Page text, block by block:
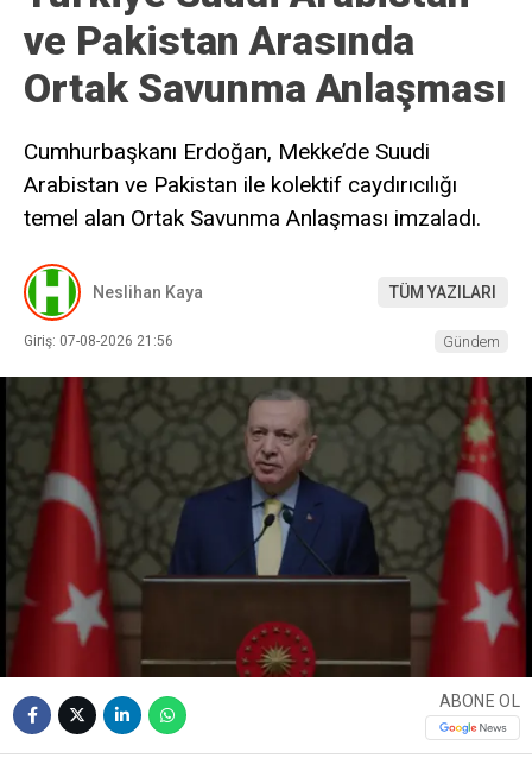
ve Pakistan Arasında
Ortak Savunma Anlaşması
Cumhurbaşkanı Erdoğan, Mekke’de Suudi
Arabistan ve Pakistan ile kolektif caydırıcılığı
temel alan Ortak Savunma Anlaşması imzaladı.
Neslihan Kaya TÜM YAZILARI
Giriş: 07-08-2026 21:56 Gündem
ABONE OL